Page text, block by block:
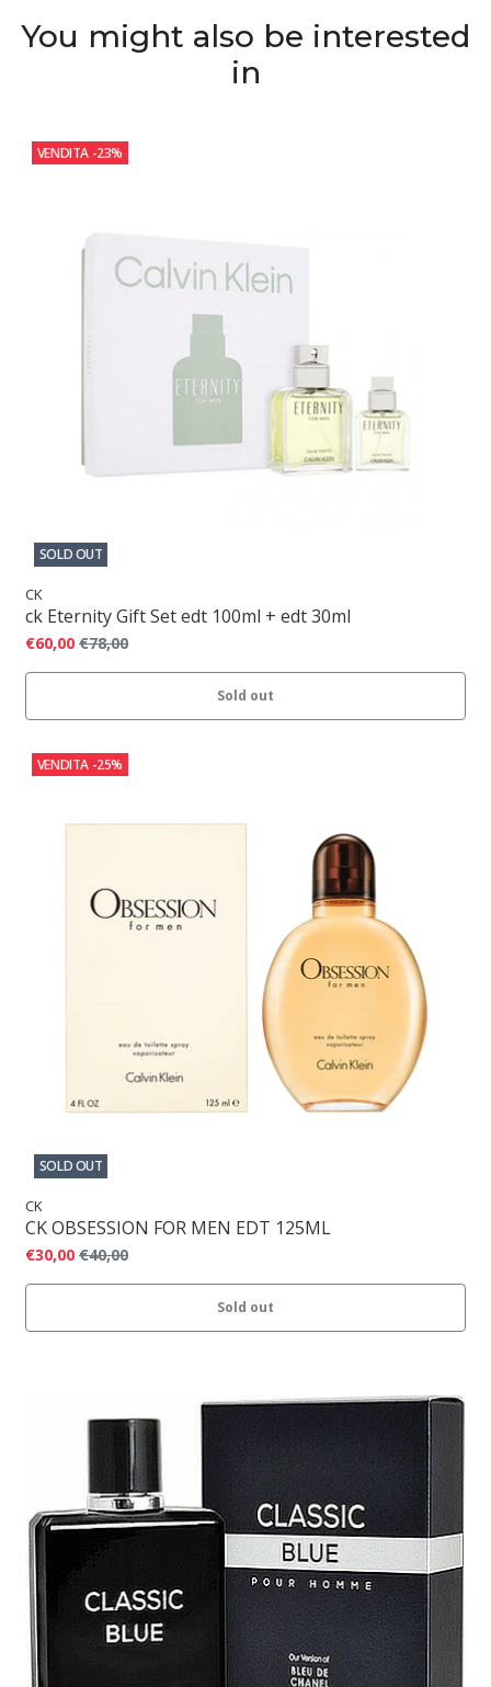
You might also be interested
in
VENDITA -23%
SOLD OUT
CK
ck Eternity Gift Set edt 100ml + edt 30ml
€60,00 €78,00
Sold out
VENDITA -25%
SOLD OUT
CK
CK OBSESSION FOR MEN EDT 125ML
€30,00 €40,00
Sold out